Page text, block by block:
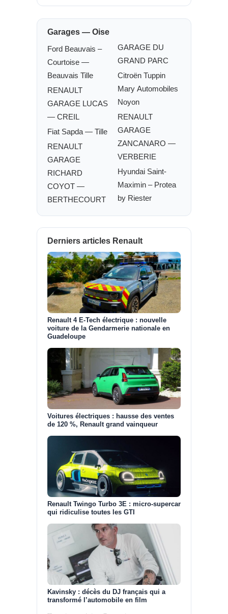
Garages — Oise
Ford Beauvais –
Courtoise —
Beauvais Tille
RENAULT
GARAGE LUCAS
— CREIL
Fiat Sapda — Tille
RENAULT
GARAGE
RICHARD
COYOT —
BERTHECOURT
GARAGE DU
GRAND PARC
Citroën Tuppin
Mary Automobiles
Noyon
RENAULT
GARAGE
ZANCANARO —
VERBERIE
Hyundai Saint-
Maximin – Protea
by Riester
Derniers articles Renault
Renault 4 E-Tech électrique : nouvelle
voiture de la Gendarmerie nationale en
Guadeloupe
Voitures électriques : hausse des ventes
de 120 %, Renault grand vainqueur
Renault Twingo Turbo 3E : micro-supercar
qui ridiculise toutes les GTI
Kavinsky : décès du DJ français qui a
transformé l’automobile en film